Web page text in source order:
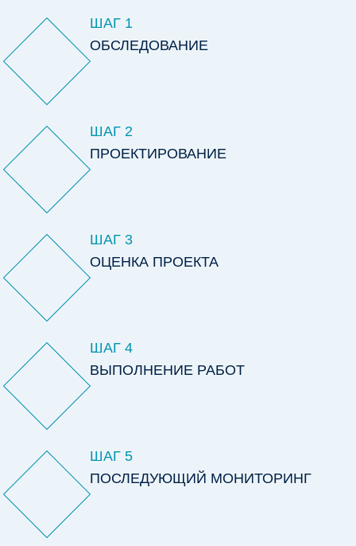
ШАГ 1
ОБСЛЕДОВАНИЕ
ШАГ 2
ПРОЕКТИРОВАНИЕ
ШАГ 3
ОЦЕНКА ПРОЕКТА
ШАГ 4
ВЫПОЛНЕНИЕ РАБОТ
ШАГ 5
ПОСЛЕДУЮЩИЙ МОНИТОРИНГ